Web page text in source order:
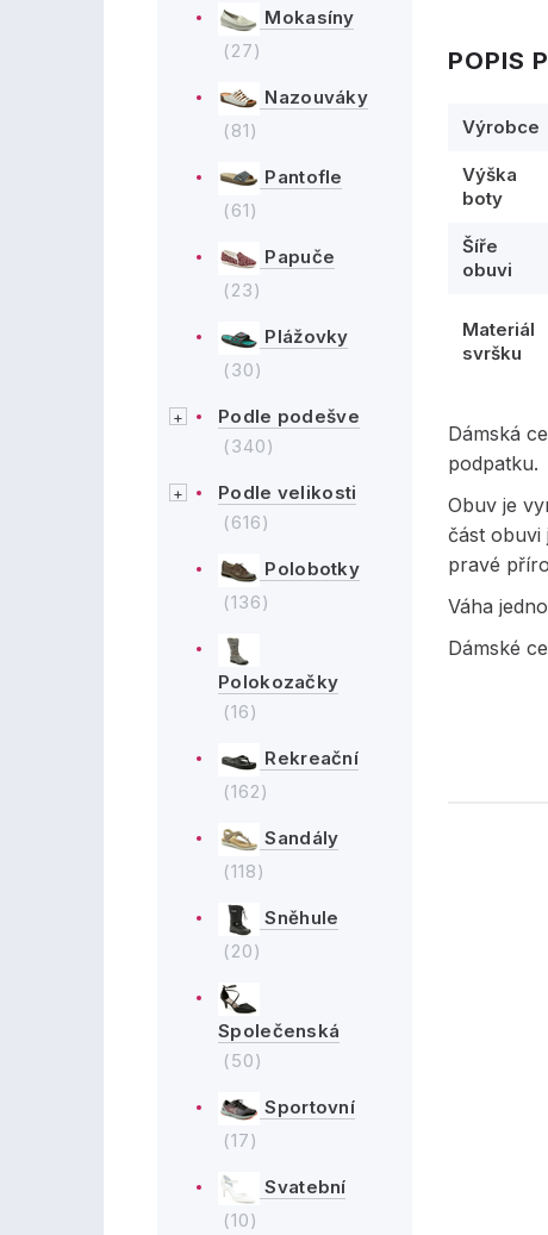
Mokasíny
(27)
Nazouváky
(81)
Pantofle
(61)
Papuče
(23)
Plážovky
(30)
Podle podešve
(340)
Podle velikosti
(616)
Polobotky
(136)
Polokozačky
(16)
Rekreační
(162)
Sandály
(118)
Sněhule
(20)
Společenská
(50)
Sportovní
(17)
Svatební
(10)
POPIS
Výrobce
Výška
boty
Šíře
obuvi
Materiál
svršku
Dámská
podpatku.
Obuv je
část obuvi
pravé
Váha
Dámské